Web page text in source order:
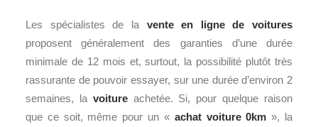
Les spécialistes de la vente en ligne de voitures
proposent généralement des garanties d’une durée
minimale de 12 mois et, surtout, la possibilité plutôt très
rassurante de pouvoir essayer, sur une durée d’environ 2
semaines, la voitureachetée. Si, pour quelque raison
que ce soit, même pour un « achat voiture 0km », la